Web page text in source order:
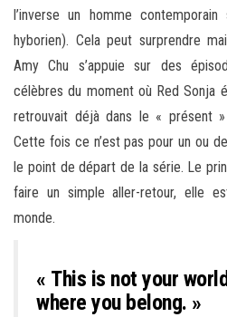
l’inverse un homme
hyborien). Cela peut surprendre
Amy Chu s’appuie sur des
célèbres du moment où Red Sonja
retrouvait déjà dans le « présent
Cette fois ce n’est pas pour un ou
le point de départ de la série. Le
faire un simple aller-retour, elle
monde.
« This is not your
where you belong. »